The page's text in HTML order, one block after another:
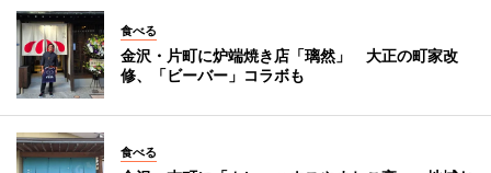
食べる
金沢・片町に炉端焼き店「璃然」 大正の町家改
修、「ビーバー」コラボも
食べる